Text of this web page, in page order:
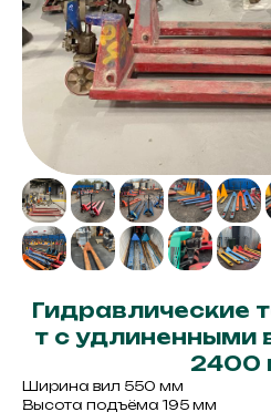
Гидравлические
т с удлиненными
2400
Ширина вил 550 мм
Высота подъёма 195 мм